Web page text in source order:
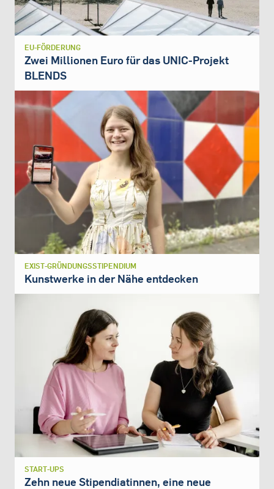
EU-FÖRDERUNG
Zwei Millionen Euro für das UNIC-Projekt
BLENDS
EXIST-GRÜNDUNGSSTIPENDIUM
Kunstwerke in der Nähe entdecken
START-UPS
Zehn neue Stipendiatinnen, eine neue